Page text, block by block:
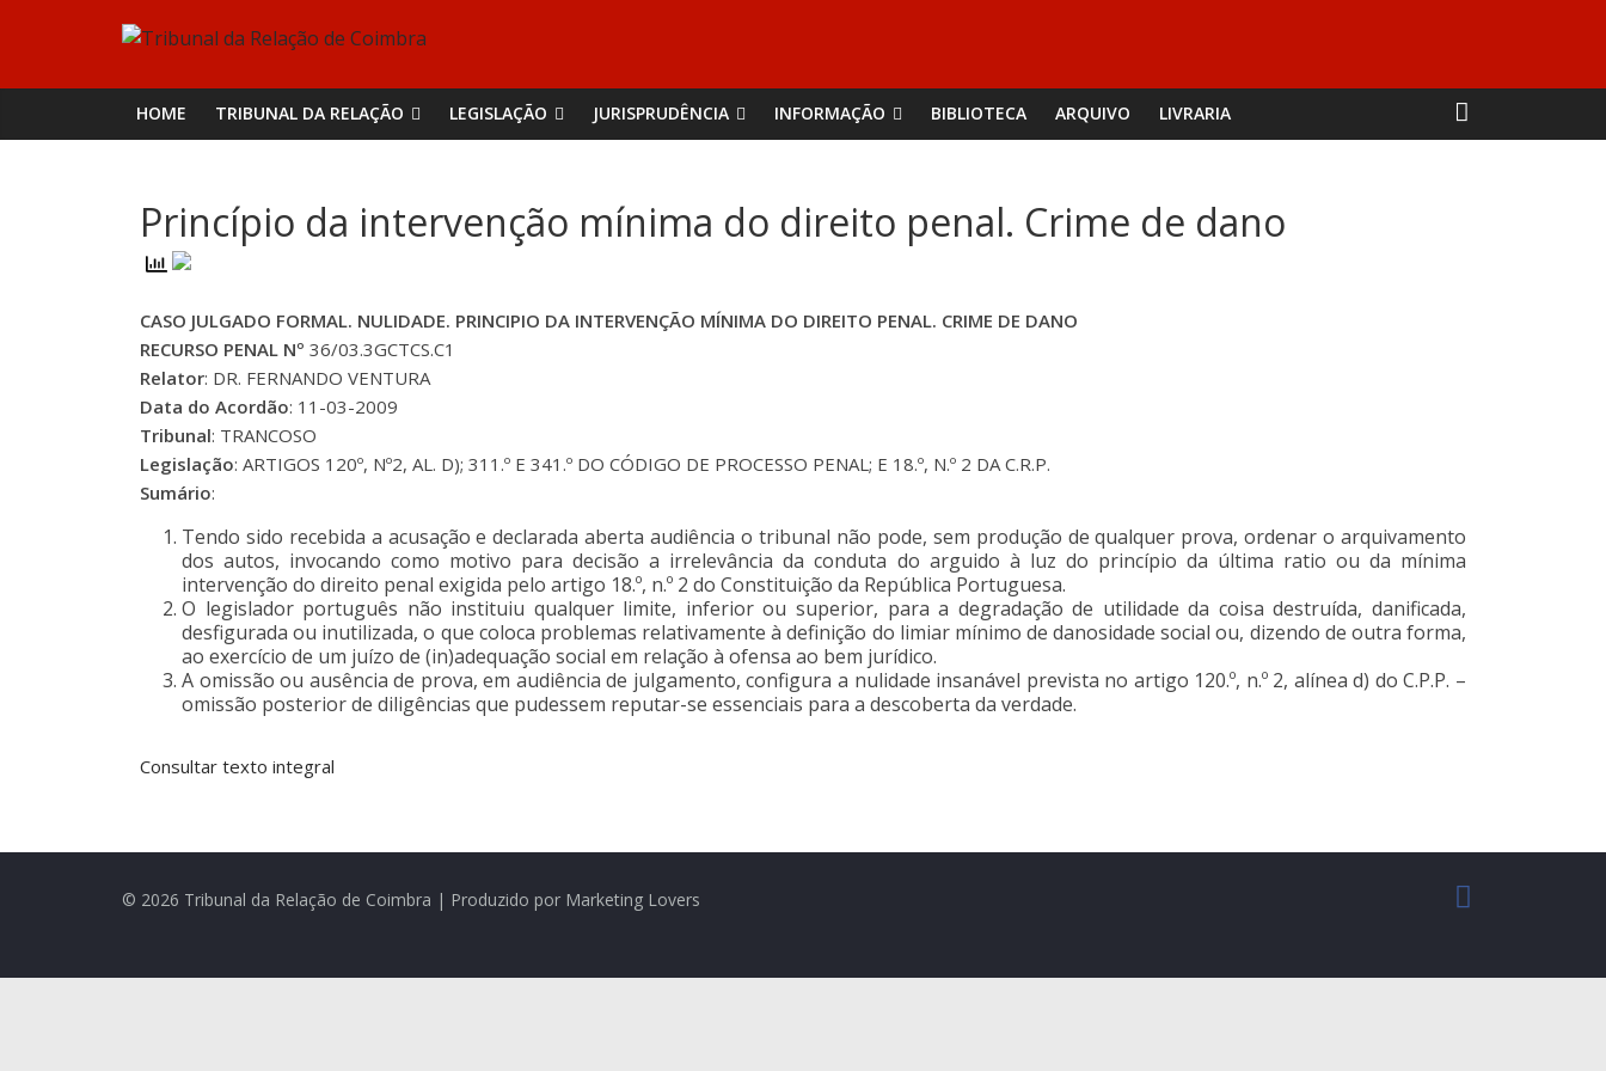
Tribunal
da
Relação
de
Coimbra
HOME TRIBUNAL DA RELAÇÃO LEGISLAÇÃO JURISPRUDÊNCIA INFORMAÇÃO BIBLIOTECA ARQUIVO LIVRARIA
Princípio da intervenção mínima do direito penal. Crime de dano
CASO JULGADO FORMAL. NULIDADE. PRINCIPIO DA INTERVENÇÃO MÍNIMA DO DIREITO PENAL. CRIME DE DANO
RECURSO PENAL Nº 36/03.3GCTCS.C1
Relator: DR. FERNANDO VENTURA
Data do Acordão: 11-03-2009
Tribunal: TRANCOSO
Legislação: ARTIGOS 120º, Nº2, AL. D); 311.º E 341.º DO CÓDIGO DE PROCESSO PENAL; E 18.º, N.º 2 DA C.R.P.
Sumário:
Tendo sido recebida a acusação e declarada aberta audiência o tribunal não pode, sem produção de qualquer prova, ordenar o arquivamento
dos autos, invocando como motivo para decisão a irrelevância da conduta do arguido à luz do princípio da última ratio ou da mínima
intervenção do direito penal exigida pelo artigo 18.º, n.º 2 do Constituição da República Portuguesa.
O legislador português não instituiu qualquer limite, inferior ou superior, para a degradação de utilidade da coisa destruída, danificada,
desfigurada ou inutilizada, o que coloca problemas relativamente à definição do limiar mínimo de danosidade social ou, dizendo de outra forma,
ao exercício de um juízo de (in)adequação social em relação à ofensa ao bem jurídico.
A omissão ou ausência de prova, em audiência de julgamento, configura a nulidade insanável prevista no artigo 120.º, n.º 2, alínea d) do C.P.P. –
omissão posterior de diligências que pudessem reputar-se essenciais para a descoberta da verdade.
Consultar texto integral
© 2026 Tribunal da Relação de Coimbra | Produzido por Marketing Lovers